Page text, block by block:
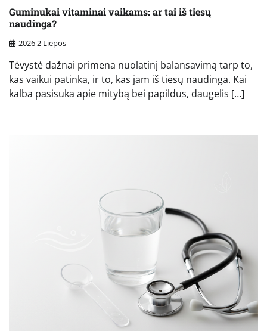
Guminukai vitaminai vaikams: ar tai iš tiesų
naudinga?
2026 2 Liepos
Tėvystė dažnai primena nuolatinį balansavimą tarp to,
kas vaikui patinka, ir to, kas jam iš tiesų naudinga. Kai
kalba pasisuka apie mitybą bei papildus, daugelis […]